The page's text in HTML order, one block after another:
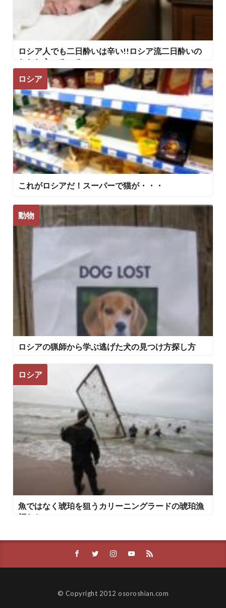
ロシア人でも二日酔いは辛い!!ロシア流二日酔いの
なおし方いろいろ
ロシア
これがロシアだ！スーパーで猫が・・・
動物
ロシアの猟師から学ぶ逃げた犬の見つけ方探し方
ロシア
魚ではなく琥珀を狙うカリーニングラードの琥珀漁
師たち
© Copyright 2012 osoroshian.com